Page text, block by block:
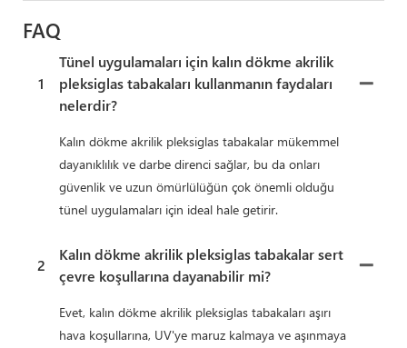
FAQ
1
Tünel uygulamaları için kalın dökme akrilik
pleksiglas tabakaları kullanmanın faydaları
nelerdir?
Kalın dökme akrilik pleksiglas tabakalar mükemmel
dayanıklılık ve darbe direnci sağlar, bu da onları
güvenlik ve uzun ömürlülüğün çok önemli olduğu
tünel uygulamaları için ideal hale getirir.
2
Kalın dökme akrilik pleksiglas tabakalar sert
çevre koşullarına dayanabilir mi?
Evet, kalın dökme akrilik pleksiglas tabakaları aşırı
hava koşullarına, UV'ye maruz kalmaya ve aşınmaya